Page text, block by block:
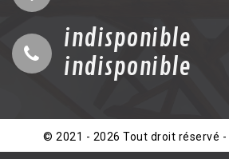
indisponible
indisponible
© 2021 - 2026 Tout droit réservé -